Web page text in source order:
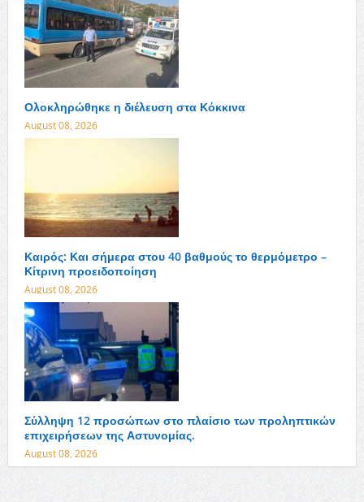
Ολοκληρώθηκε η διέλευση στα Κόκκινα
August 08, 2026
Καιρός: Και σήμερα στου 40 βαθμούς το θερμόμετρο –
Κίτρινη προειδοποίηση
August 08, 2026
Σύλληψη 12 προσώπων στο πλαίσιο των προληπτικών
επιχειρήσεων της Αστυνομίας.
August 08, 2026